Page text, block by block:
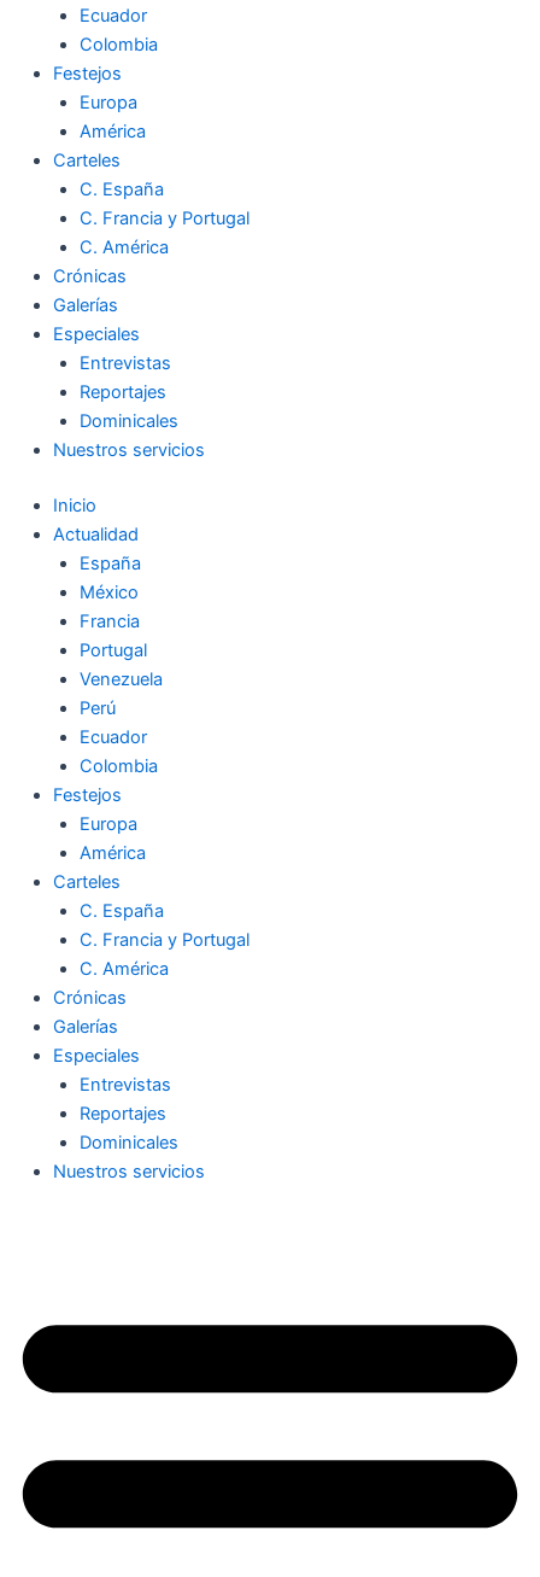
Ecuador
Colombia
Festejos
Europa
América
Carteles
C. España
C. Francia y Portugal
C. América
Crónicas
Galerías
Especiales
Entrevistas
Reportajes
Dominicales
Nuestros servicios
Inicio
Actualidad
España
México
Francia
Portugal
Venezuela
Perú
Ecuador
Colombia
Festejos
Europa
América
Carteles
C. España
C. Francia y Portugal
C. América
Crónicas
Galerías
Especiales
Entrevistas
Reportajes
Dominicales
Nuestros servicios